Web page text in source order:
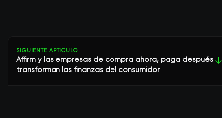
SIGUIENTE ARTÍCULO
Affirm y las empresas de compra ahora, paga después
transforman las finanzas del consumidor
↓